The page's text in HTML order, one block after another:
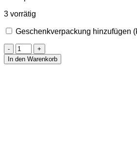
3 vorrätig
Geschenkverpackung hinzufügen
Handschmeichler
aus
Amazonit
In den Warenkorb